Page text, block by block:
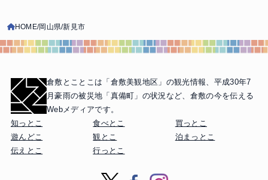
HOME 岡山県 新見市
倉敷とことこは「倉敷美観地区」の観光情報、 平成30年7
月豪雨の被災地「真備町」の状況など、 倉敷の今を伝える
Webメディアです。
知っとこ
食べとこ
買っとこ
遊んどこ
観とこ
泊まっとこ
伝えとこ
行っとこ